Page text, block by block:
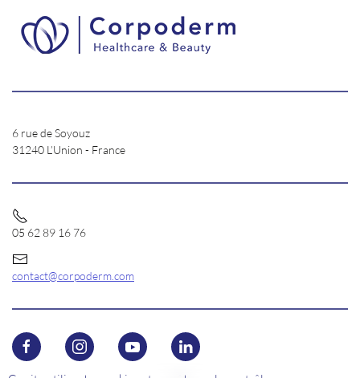
6 rue de Soyouz
31240 L’Union - France
05 62 89 16 76
contact@corpoderm.com